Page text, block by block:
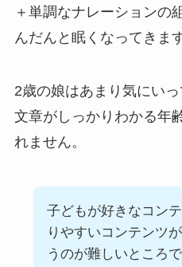
＋単調なナレーションの
んだんと眠くなってきます
2歳の娘はあまり気にい
文章がしっかりわかる年
れません。
子どもが好きなコン
りやすいコンテンツ
うのが難しいところ